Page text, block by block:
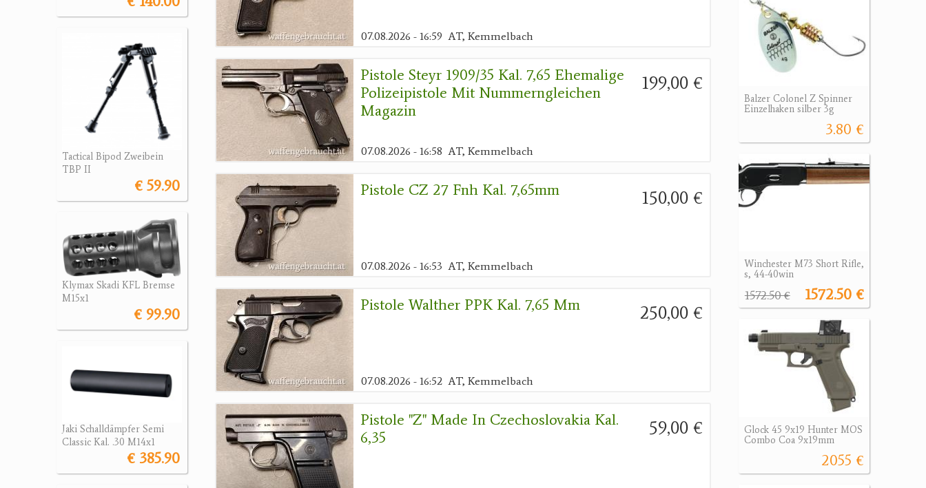
Tactical Bipod Zweibein
TBP II
€ 59.90
Klymax Skadi KFL Bremse
M15x1
€ 99.90
Jaki Schalldämpfer Semi
Classic Kal. .30 M14x1
€ 385.90
07.08.2026 - 16:59 AT, Kemmelbach
199,00 €
Pistole Steyr 1909/35 Kal. 7,65 Ehemalige
Polizeipistole Mit Nummerngleichen
Magazin
07.08.2026 - 16:58 AT, Kemmelbach
150,00 €
Pistole CZ 27 Fnh Kal. 7,65mm
07.08.2026 - 16:53 AT, Kemmelbach
250,00 €
Pistole Walther PPK Kal. 7,65 Mm
07.08.2026 - 16:52 AT, Kemmelbach
59,00 €
Pistole "Z" Made In Czechoslovakia Kal.
6,35
Balzer Colonel Z Spinner
Einzelhaken silber 3g
3.80 €
Winchester M73 Short Rifle,
s, 44-40win
1572.50 €
1572.50 €
Glock 45 9x19 Hunter MOS
Combo Coa 9x19mm
2055 €